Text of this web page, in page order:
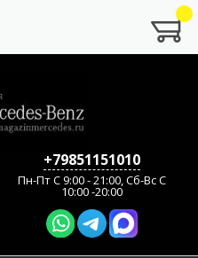
+79851151010
Пн-Пт C 9:00 - 21:00, Сб-Вс С
10:00 -20:00